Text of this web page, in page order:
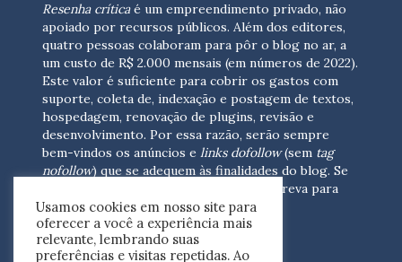
Resenha críticaé um empreendimento privado, não
apoiado por recursos públicos. Além dos editores,
quatro pessoas colaboram para pôr o blog no ar, a
um custo de R$ 2.000 mensais (em números de 2022).
Este valor é suficiente para cobrir os gastos com
suporte, coleta de, indexação e postagem de textos,
hospedagem, renovação de plugins, revisão e
desenvolvimento. Por essa razão, serão sempre
bem-vindos os anúncios e links dofollow(sem tag
nofollow) que se adequem às finalidades do blog. Se
escreva para
nós(contato@resenhacritica.com.br)
FONTES E ACERVO
Usamos cookies em nosso site para
oferecer a você a experiência mais
relevante, lembrando suas
preferências e visitas repetidas. Ao